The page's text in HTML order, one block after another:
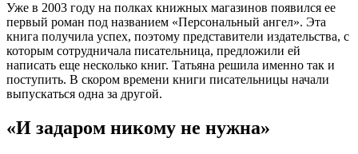
Уже в 2003 году на полках книжных магазинов появился ее
первый роман под названием «Персональный ангел». Эта
книга получила успех, поэтому представители издательства, с
которым сотрудничала писательница, предложили ей
написать еще несколько книг. Татьяна решила именно так и
поступить. В скором времени книги писательницы начали
выпускаться одна за другой.
«И задаром никому не нужна»